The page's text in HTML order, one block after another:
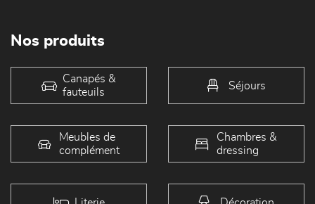
Nos produits
Canapés &
fauteuils
Séjours
Meubles de
complément
Chambres &
dressing